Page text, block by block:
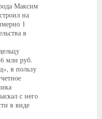
Максим
на
1
в
млн руб.
в пользу
с него
в виде